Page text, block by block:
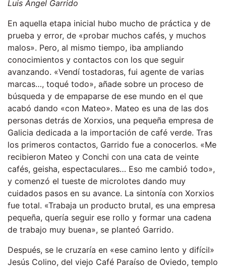
Luis Ángel Garrido
En aquella etapa inicial hubo mucho de práctica y de
prueba y error, de «probar muchos cafés, y muchos
malos». Pero, al mismo tiempo, iba ampliando
conocimientos y contactos con los que seguir
avanzando. «Vendí tostadoras, fui agente de varias
marcas…, toqué todo», añade sobre un proceso de
búsqueda y de empaparse de ese mundo en el que
acabó dando «con Mateo». Mateo es una de las dos
personas detrás de Xorxios, una pequeña empresa de
Galicia dedicada a la importación de café verde. Tras
los primeros contactos, Garrido fue a conocerlos. «Me
recibieron Mateo y Conchi con una cata de veinte
cafés, geisha, espectaculares… Eso me cambió todo»,
y comenzó el tueste de microlotes dando muy
cuidados pasos en su avance. La sintonía con Xorxios
fue total. «Trabaja un producto brutal, es una empresa
pequeña, quería seguir ese rollo y formar una cadena
de trabajo muy buena», se planteó Garrido.
Después, se le cruzaría en «ese camino lento y difícil»
Jesús Colino, del viejo Café Paraíso de Oviedo, templo